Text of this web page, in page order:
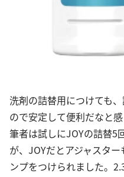
洗剤の詰替用につけても
ので安定して便利だなと感
筆者は試しにJOYの詰替5
が、JOYだとアジャスタ
ンプをつけられました。